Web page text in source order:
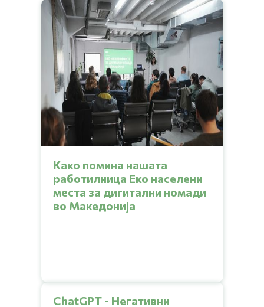
Како помина нашата
работилница Еко населени
места за дигитални номади
во Македонија
ChatGPT - Негативни